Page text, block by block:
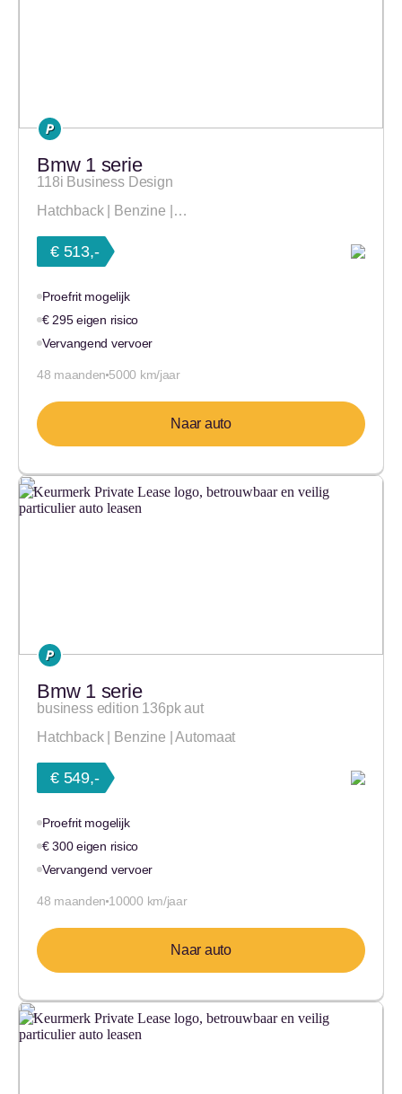
Bmw 1 serie
118i Business Design
Hatchback | Benzine |…
€ 513,-
Proefrit mogelijk
€ 295 eigen risico
Vervangend vervoer
48 maanden 5000 km/jaar
Naar auto
Bmw 1 serie
business edition 136pk aut
Hatchback | Benzine | Automaat
€ 549,-
Proefrit mogelijk
€ 300 eigen risico
Vervangend vervoer
48 maanden 10000 km/jaar
Naar auto